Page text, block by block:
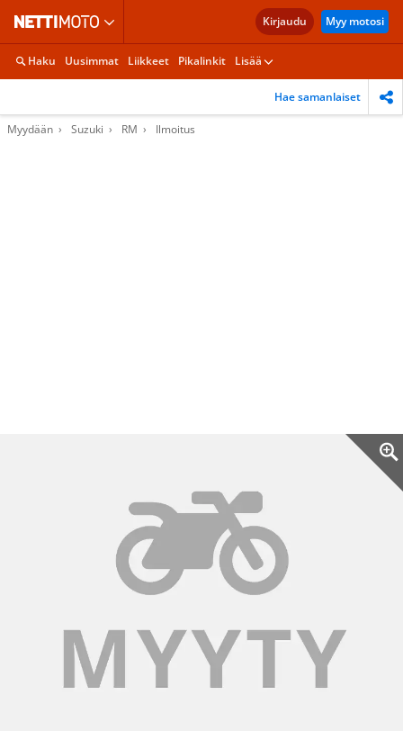
Kirjaudu Myy motosi
Haku Uusimmat Liikkeet Pikalinkit Lisää
Hae samanlaiset
Myydään Suzuki RM Ilmoitus